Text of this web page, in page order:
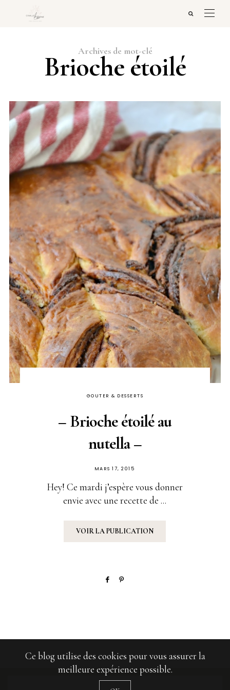
Archives de mot-clé
Brioche étoilé
GOUTER & DESSERTS
– Brioche étoilé au
nutella –
PUBLIÉ
SUR
MARS 17, 2015
Hey! Ce mardi j’espère vous donner
envie avec une recette de ...
VOIR LA PUBLICATION
Ce blog utilise des cookies pour vous assurer la
meilleure expérience possible.